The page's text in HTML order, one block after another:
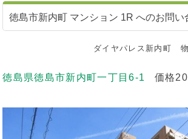
徳島市新内町 マンション 1R へのお問い
ダイヤパレス新内町
徳島県徳島市新内町一丁目6-1 価格